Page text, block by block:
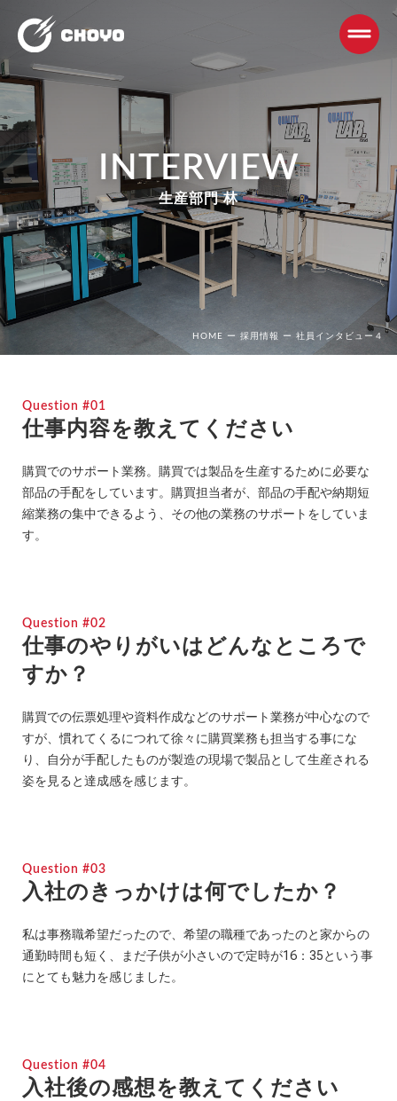
INTERVIEW
生産部門 林
HOME ー 採用情報 ー 社員インタビュー４
Question #01
仕事内容を教えてください
購買でのサポート業務。購買では製品を生産するために必要な
部品の手配をしています。購買担当者が、部品の手配や納期短
縮業務の集中できるよう、その他の業務のサポートをしていま
す。
Question #02
仕事のやりがいはどんなところで
すか？
購買での伝票処理や資料作成などのサポート業務が中心なので
すが、慣れてくるにつれて徐々に購買業務も担当する事にな
り、自分が手配したものが製造の現場で製品として生産される
姿を見ると達成感を感じます。
Question #03
入社のきっかけは何でしたか？
私は事務職希望だったので、希望の職種であったのと家からの
通勤時間も短く、まだ子供が小さいので定時が16：35という事
にとても魅力を感じました。
Question #04
入社後の感想を教えてください